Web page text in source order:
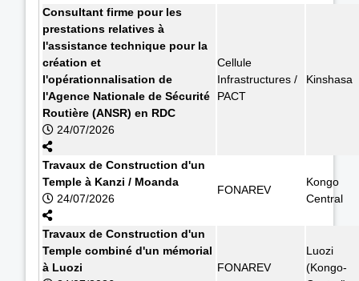
Consultant firme pour les
prestations relatives à
l'assistance technique pour la
création et
l'opérationnalisation de
l'Agence Nationale de Sécurité
Routière (ANSR) en RDC
24/07/2026
Cellule
Infrastructures /
PACT
Kinshasa
Travaux de Construction d'un
Temple à Kanzi / Moanda
24/07/2026
FONAREV
Kongo
Central
Travaux de Construction d'un
Temple combiné d'un mémorial
à Luozi
FONAREV
Luozi
(Kongo-